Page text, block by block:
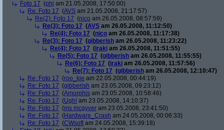
Foto 17 (phj am 21.05.2008, 17:50:00)
Re: Foto 17 (AVS am 21.05.2008, 21:17:57)
Re(2): Foto 17 (nico am 26.05.2008, 08:57:59)
Re(3): Foto 17 (AVS am 26.05.2008, 11:12:50)
Re(4): Foto 17 (nico am 26.05.2008, 11:17:38)
Re(3): Foto 17 (gibberish am 26.05.2008, 11:23:22)
Re(4): Foto 17 (iraki am 26.05.2008, 11:51:55)
Re(5): Foto 17 (gibberish am 26.05.2008, 11:55:55)
Re(6): Foto 17 (iraki am 26.05.2008, 11:57:56)
Re(7): Foto 17 (gibberish am 26.05.2008, 12:10:47)
Re: Foto 17 (roo_kie am 22.05.2008, 00:44:19)
Re: Foto 17 (gibberish am 23.05.2008, 09:23:12)
Re: Foto 17 (Amorphis am 23.05.2008, 10:58:46)
Re: Foto 17 (Ugh! am 23.05.2008, 14:10:37)
Re: Foto 17 (ms mcgyver am 23.05.2008, 23:41:50)
Re: Foto 17 (Hardware_Crash am 24.05.2008, 00:06:33)
Re: Foto 17 (CWsoft am 24.05.2008, 15:39:18)